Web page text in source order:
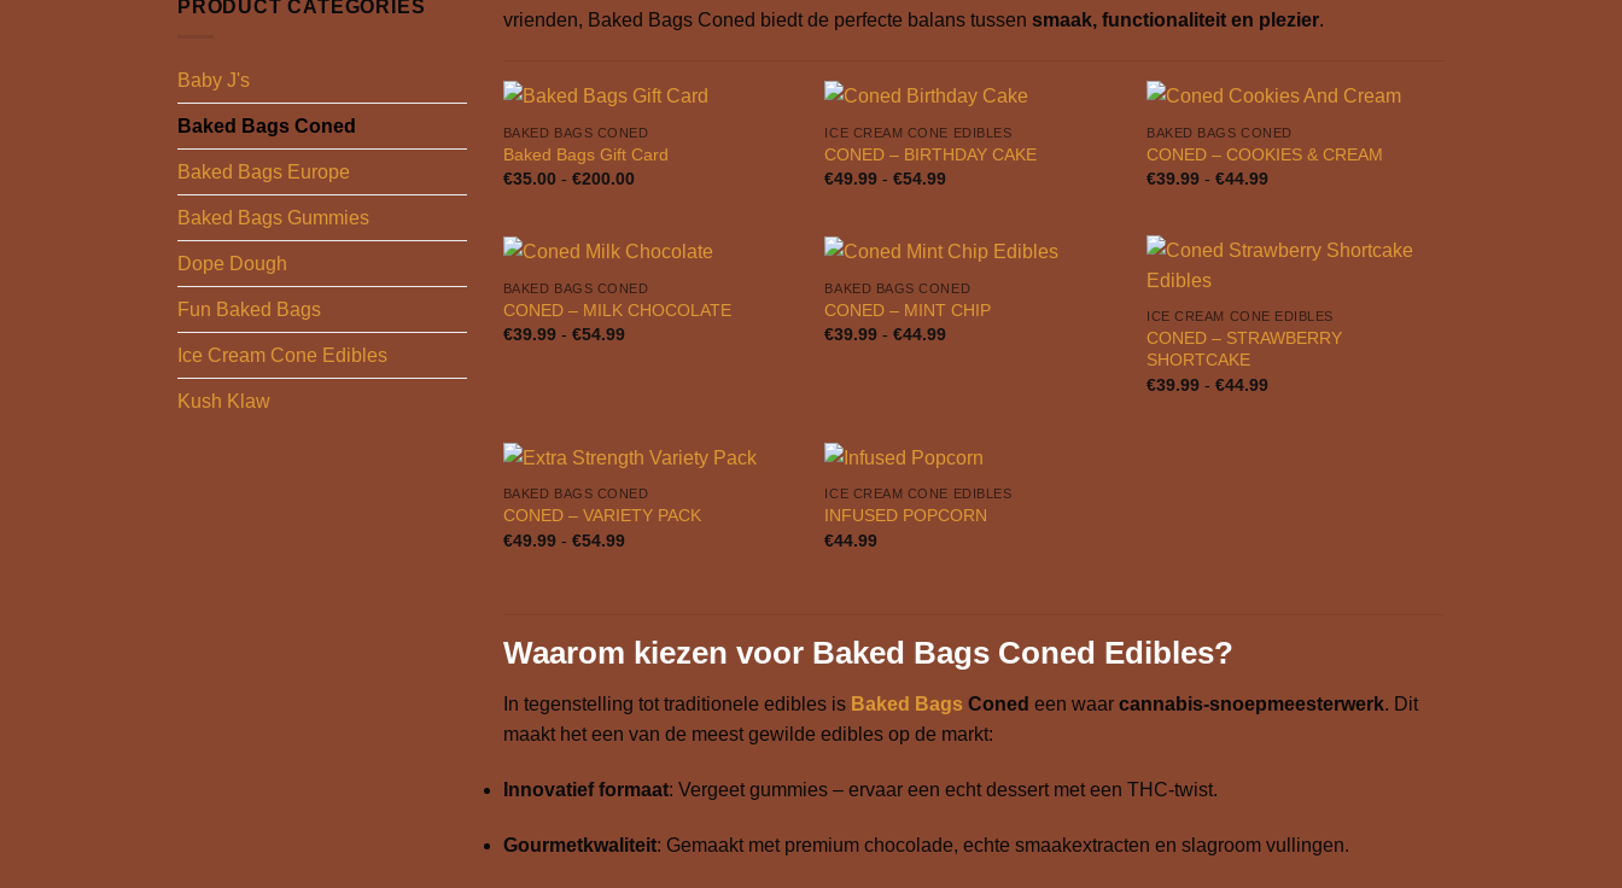
PRODUCT CATEGORIES
Baby J's
Baked Bags Coned
Baked Bags Europe
Baked Bags Gummies
Dope Dough
Fun Baked Bags
Ice Cream Cone Edibles
Kush Klaw
vrienden, Baked Bags Coned biedt de perfecte balans tussen smaak, functionaliteit en plezier.
BAKED BAGS CONED
Baked Bags Gift Card
€35.00 - €200.00Prijsklasse:
ICE CREAM CONE EDIBLES
CONED – BIRTHDAY CAKE
€49.99 - €54.99Prijsklasse:
BAKED BAGS CONED
CONED – COOKIES & CREAM
€39.99 - €44.99Prijsklasse:
BAKED BAGS CONED
CONED – MILK CHOCOLATE
€39.99 - €54.99Prijsklasse:
BAKED BAGS CONED
CONED – MINT CHIP
€39.99 - €44.99Prijsklasse:
ICE CREAM CONE EDIBLES
CONED – STRAWBERRY
SHORTCAKE
€39.99 - €44.99Prijsklasse:
BAKED BAGS CONED
CONED – VARIETY PACK
€49.99 - €54.99Prijsklasse:
ICE CREAM CONE EDIBLES
INFUSED POPCORN
€44.99
Waarom kiezen voor Baked Bags Coned Edibles?
In tegenstelling tot traditionele edibles is Baked Bags Coned een waar cannabis-snoepmeesterwerk. Dit
maakt het een van de meest gewilde edibles op de markt:
Innovatief formaat: Vergeet gummies – ervaar een echt dessert met een THC-twist.
Gourmetkwaliteit: Gemaakt met premium chocolade, echte smaakextracten en slagroom vullingen.